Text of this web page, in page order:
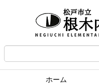
ホーム